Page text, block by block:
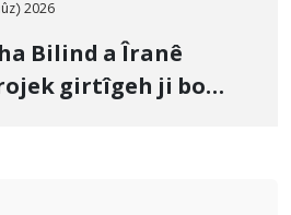
2026
Bilind a Îranê
rojek girtîgeh ji bo